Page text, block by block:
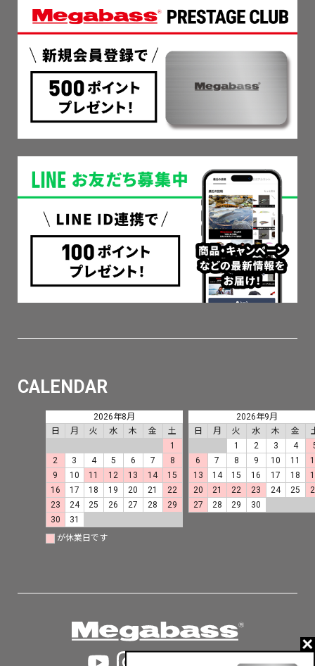
CALENDAR
2026年8月
日
月 火 水 木 金
土
1
2
3 4 5 6 7
8
9
10 11 12 13 14
15
16
17 18 19 20 21
22
23
24 25 26 27 28
29
30
31
2026年9月
日
月 火 水 木 金
1
2 3 4
6
7 8 9 10 11
13
14 15 16 17 18
20
21 22 23 24 25
27
28 29 30
が休業日です